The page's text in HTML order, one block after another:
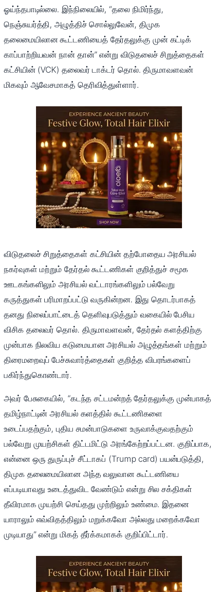
ஓய்ந்தபாடில்லை. இந்நிலையில், “தலை நிமிர்ந்து,
நெஞ்சுயர்த்தி, அழுத்திச் சொல்லுவேன், திமுக
தலைமையிலான கூட்டணியைத் தேர்தலுக்கு முன் கட்டிக்
காப்பாற்றியவன் நான் தான்” என்று விடுதலைச் சிறுத்தைகள்
கட்சியின் (VCK) தலைவர் டாக்டர் தொல். திருமாவளவன்
மிகவும் ஆவேசமாகத் தெரிவித்துள்ளார்.
விடுதலைச் சிறுத்தைகள் கட்சியின் தற்போதைய அரசியல்
நகர்வுகள் மற்றும் தேர்தல் கூட்டணிகள் குறித்துச் சமூக
ஊடகங்களிலும் அரசியல் வட்டாரங்களிலும் பல்வேறு
கருத்துகள் பரிமாறப்பட்டு வருகின்றன. இது தொடர்பாகத்
தனது நிலைப்பாட்டைத் தெளிவுபடுத்தும் வகையில் பேசிய
விசிக தலைவர் தொல். திருமாவளவன், தேர்தல் களத்திற்கு
முன்பாக நிலவிய கடுமையான அரசியல் அழுத்தங்கள் மற்றும்
திரைமறைவுப் பேச்சுவார்த்தைகள் குறித்த விபரங்களைப்
பகிர்ந்துகொண்டார்.
அவர் பேசுகையில், “கடந்த சட்டமன்றத் தேர்தலுக்கு முன்பாகத்
தமிழ்நாட்டின் அரசியல் களத்தில் கூட்டணிகளை
உடைப்பதற்கும், புதிய சமன்பாடுகளை உருவாக்குவதற்கும்
பல்வேறு முயற்சிகள் திட்டமிட்டு அரங்கேற்றப்பட்டன. குறிப்பாக,
என்னை ஒரு துருப்புச் சீட்டாகப் (Trump card) பயன்படுத்தி,
திமுக தலைமையிலான அந்த வலுவான கூட்டணியை
எப்படியாவது உடைத்துவிட வேண்டும் என்று சில சக்திகள்
தீவிரமாக முயற்சி செய்தது முற்றிலும் உண்மை. இதனை
யாராலும் எவ்விதத்திலும் மறுக்கவோ அல்லது மறைக்கவோ
முடியாது” என்று மிகத் தீர்க்கமாகக் குறிப்பிட்டார்.